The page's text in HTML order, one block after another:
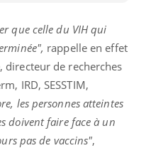
que celle du VIH qui
rappelle en effet
directeur de recherches
IRD, SESSTIM,
les personnes atteintes
doivent faire face à un
pas de vaccins",